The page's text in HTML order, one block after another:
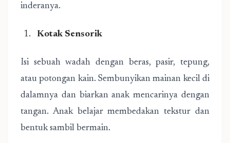
inderanya.
Kotak Sensorik
Isi sebuah wadah dengan beras, pasir, tepung,
atau potongan kain. Sembunyikan mainan kecil di
dalamnya dan biarkan anak mencarinya dengan
tangan. Anak belajar membedakan tekstur dan
bentuk sambil bermain.